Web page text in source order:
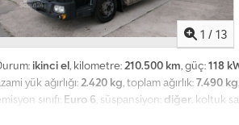
1 / 13
ikinci el, kilometre:210.500 km, güç:118
yük ağırlığı:2.420 kg, toplam ağırlık:7.490 kg
sınıfı: Euro 6, süspansiyon: diğer, koltuk